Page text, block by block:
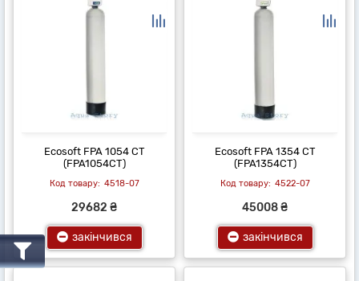
Ecosoft FPA 1054 CT
(FPA1054CT)
4518-07
29682 ₴
закінчився
Ecosoft FPA 1354 CT
(FPA1354CT)
4522-07
45008 ₴
закінчився